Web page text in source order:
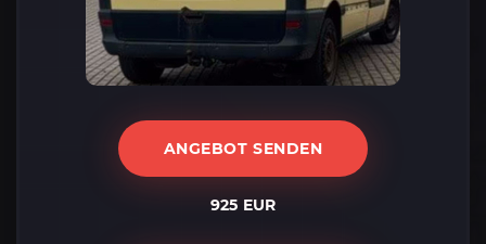
ANGEBOT SENDEN
925 EUR